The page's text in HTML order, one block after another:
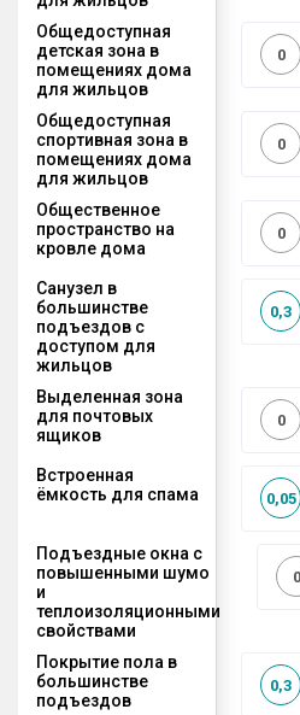
Общедоступная
детская зона в
помещениях дома
для жильцов
0
Общедоступная
спортивная зона в
помещениях дома
для жильцов
0
Общественное
пространство на
кровле дома
0
Санузел в
большинстве
подъездов с
доступом для
жильцов
0,3
Выделенная зона
для почтовых
ящиков
0
Встроенная
ёмкость для спама
0,05
Подъездные окна с
повышенными шумо
и
теплоизоляционными
свойствами
0
Покрытие пола в
большинстве
подъездов
0,3